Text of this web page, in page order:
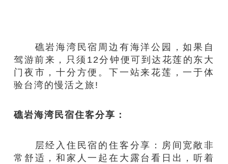
礁岩海湾民宿 周边有海洋公园，如果自
驾游前来 ，只须12分钟便可到达花莲的东大
门夜市，十分方便。下一站来花莲，一于体
验台湾的慢活之旅!
礁岩海湾民宿住客分享：
层经入住民宿的住客分享： 房间宽敞非
常舒适，和家人一起在大 露台看日出 ，听着